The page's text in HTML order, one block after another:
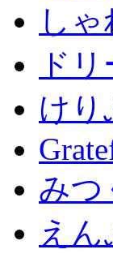
し
ド
けり
みつ
え